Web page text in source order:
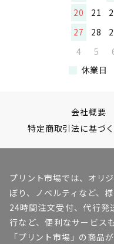
20
21
27
28
4
5
休業日
会社概要
特定商取引法に基づ
プリント市場では、オリ
ぼり、ノベルティなど、
24時間注文受付、代行発
行など、便利なサービス
「プリント市場」の商品